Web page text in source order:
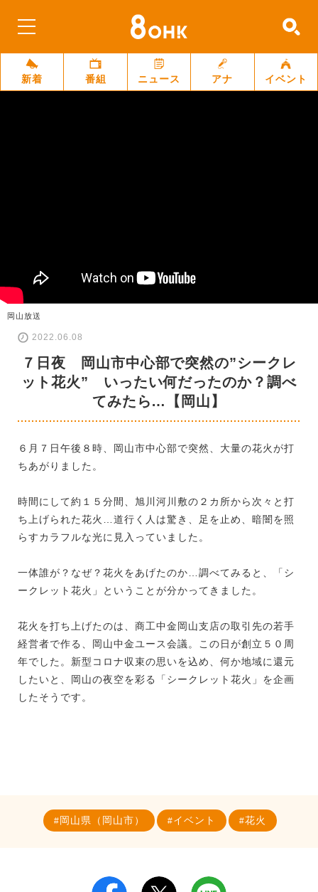
新着 番組 ニュース アナ イベント
岡山放送
2022.06.08
７日夜 岡山市中心部で突然の”シークレ
ット花火” いったい何だったのか？調べ
てみたら…【岡山】
６月７日午後８時、岡山市中心部で突然、大量の花火が打
ちあがりました。
時間にして約１５分間、旭川河川敷の２カ所から次々と打
ち上げられた花火…道行く人は驚き、足を止め、暗闇を照
らすカラフルな光に見入っていました。
一体誰が？なぜ？花火をあげたのか…調べてみると、「シ
ークレット花火」ということが分かってきました。
花火を打ち上げたのは、商工中金岡山支店の取引先の若手
経営者で作る、岡山中金ユース会議。この日が創立５０周
年でした。新型コロナ収束の思いを込め、何か地域に還元
したいと、岡山の夜空を彩る「シークレット花火」を企画
したそうです。
岡山県（岡山市） イベント 花火